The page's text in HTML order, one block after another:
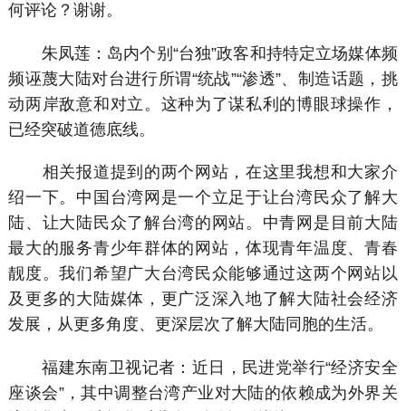
何评论？谢谢。
朱凤莲：岛内个别“台独”政客和持特定立场媒体频
频诬蔑大陆对台进行所谓“统战”“渗透”、制造话题，挑
动两岸敌意和对立。这种为了谋私利的博眼球操作，
已经突破道德底线。
相关报道提到的两个网站，在这里我想和大家介
绍一下。中国台湾网是一个立足于让台湾民众了解大
陆、让大陆民众了解台湾的网站。中青网是目前大陆
最大的服务青少年群体的网站，体现青年温度、青春
靓度。我们希望广大台湾民众能够通过这两个网站以
及更多的大陆媒体，更广泛深入地了解大陆社会经济
发展，从更多角度、更深层次了解大陆同胞的生活。
福建东南卫视记者：近日，民进党举行“经济安全
座谈会”，其中调整台湾产业对大陆的依赖成为外界关